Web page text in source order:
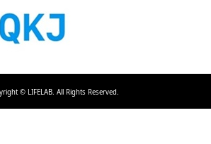
©LIFELAB. All Rights Reserved.